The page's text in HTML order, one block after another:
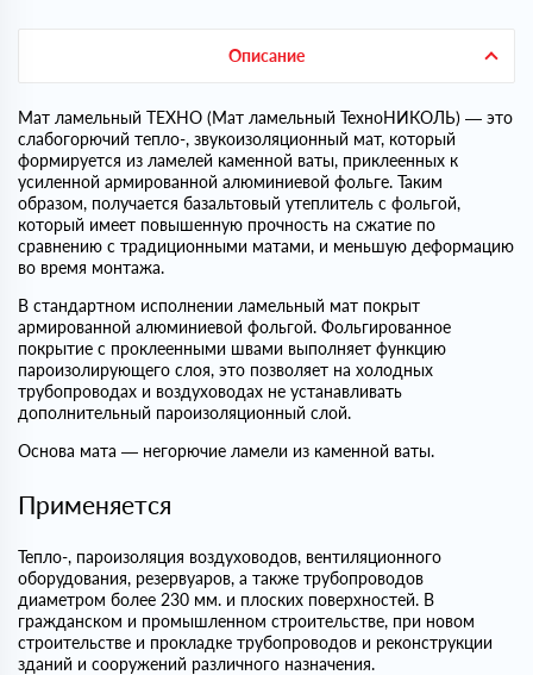
Описание
Мат ламельный ТЕХНО (Мат ламельный ТехноНИКОЛЬ) — это
слабогорючий тепло-, звукоизоляционный мат, который
формируется из ламелей каменной ваты, приклеенных к
усиленной армированной алюминиевой фольге. Таким
образом, получается базальтовый утеплитель с фольгой,
который имеет повышенную прочность на сжатие по
сравнению с традиционными матами, и меньшую деформацию
во время монтажа.
В стандартном исполнении ламельный мат покрыт
армированной алюминиевой фольгой. Фольгированное
покрытие с проклеенными швами выполняет функцию
пароизолирующего слоя, это позволяет на холодных
трубопроводах и воздуховодах не устанавливать
дополнительный пароизоляционный слой.
Основа мата — негорючие ламели из каменной ваты.
Применяется
Тепло-, пароизоляция воздуховодов, вентиляционного
оборудования, резервуаров, а также трубопроводов
диаметром более 230 мм. и плоских поверхностей. В
гражданском и промышленном строительстве, при новом
строительстве и прокладке трубопроводов и реконструкции
зданий и сооружений различного назначения.